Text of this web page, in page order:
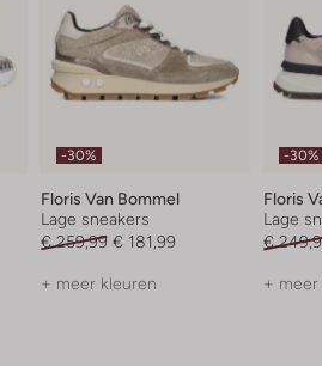
-30%
Floris Van Bommel
Lage sneakers
€ 259,99 € 181,99
+ meer kleuren
-30%
Floris
Lage
€
+ meer